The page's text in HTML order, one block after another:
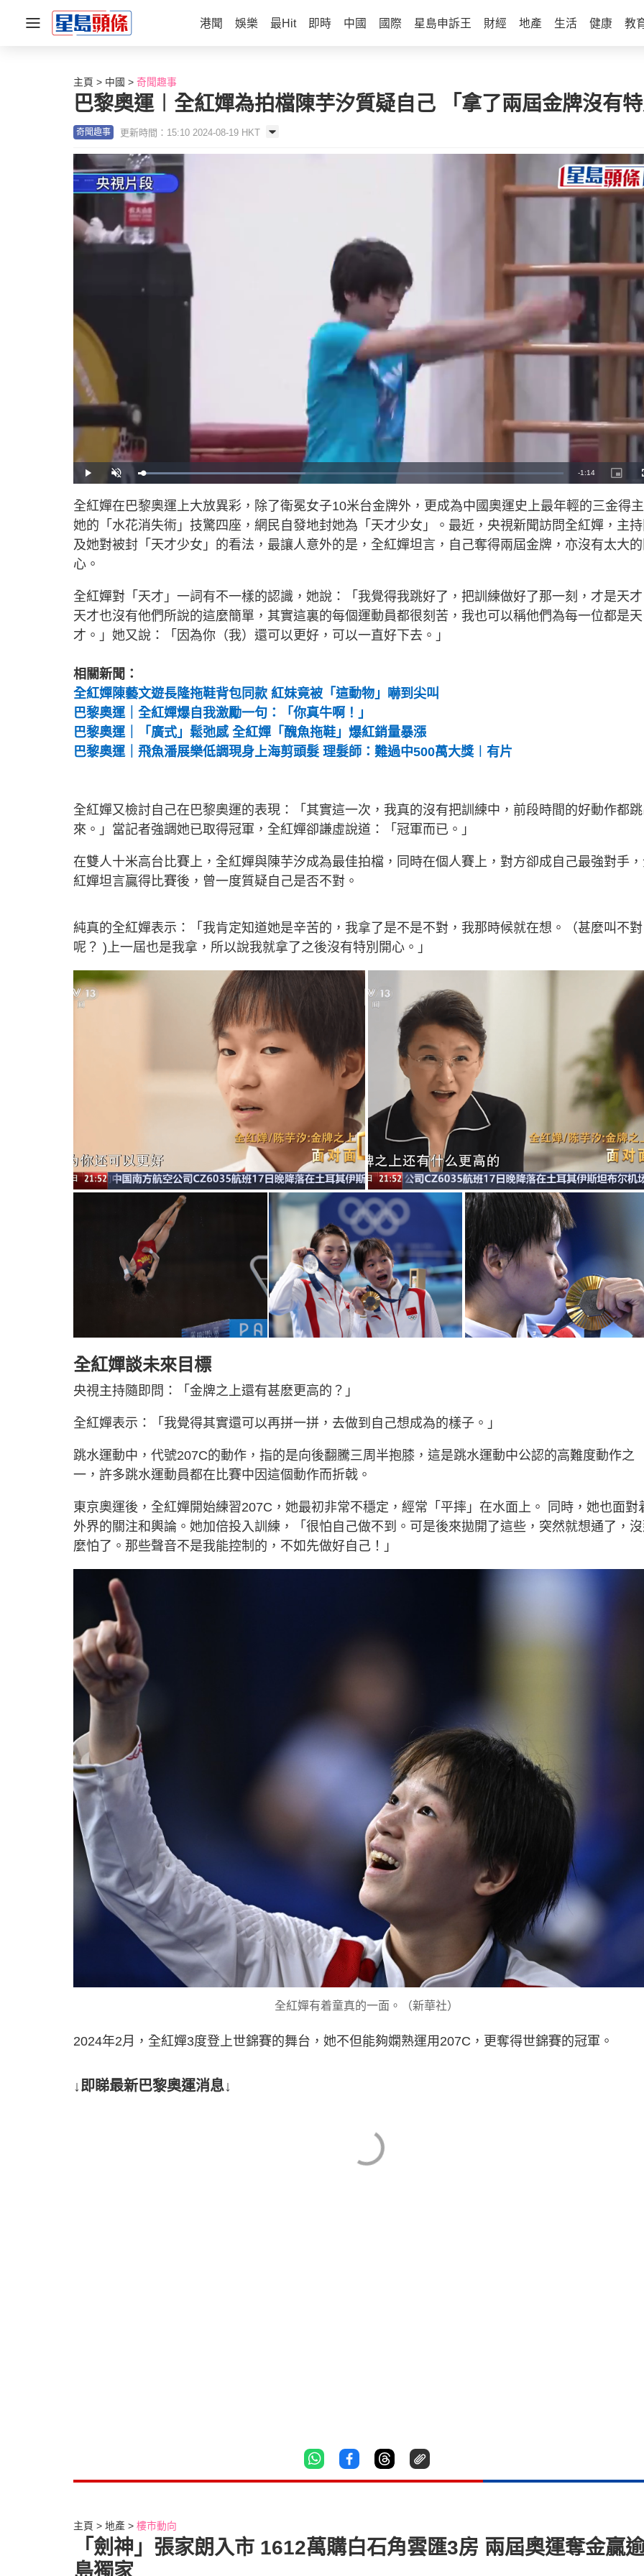
港聞 娛樂 最Hit 即時 中國 國際 星島申訴王 財經 地產 生活 健康 教
主頁 中國 奇聞趣事
巴黎奧運︱全紅嬋為拍檔陳芋汐質疑自己 「拿了兩屆金牌沒有
奇聞趣事 更新時間：15:10 2024-08-19 HKT
P
l
y
U
n
u
t
e
L
o
e
d
:
3
.
3
R
a
-1:14
P
i
u
r
-
n
-
r
e
全紅嬋在巴黎奧運上大放異彩，除了衛冕女子10米台金牌外，更成為中國奧運史上最年輕的三金得
她的「水花消失術」技驚四座，網民自發地封她為「天才少女」。最近，央視新聞訪問全紅嬋，主
及她對被封「天才少女」的看法，最讓人意外的是，全紅嬋坦言，自己奪得兩屆金牌，亦沒有太大
心。
全紅嬋對「天才」一詞有不一樣的認識，她說：「我覺得我跳好了，把訓練做好了那一刻，才是天
天才也沒有他們所說的這麼簡單，其實這裏的每個運動員都很刻苦，我也可以稱他們為每一位都是天
才。」她又說：「因為你（我）還可以更好，可以一直好下去。」
相關新聞：
全紅嬋陳藝文遊長隆拖鞋背包同款 紅妹竟被「這動物」嚇到尖叫
巴黎奧運｜全紅嬋爆自我激勵一句：「你真牛啊！」
巴黎奧運｜「廣式」鬆弛感 全紅嬋「醜魚拖鞋」爆紅銷量暴漲
巴黎奧運｜飛魚潘展樂低調現身上海剪頭髮 理髮師：難過中500萬大獎︱有片
全紅嬋又檢討自己在巴黎奧運的表現：「其實這一次，我真的沒有把訓練中，前段時間的好動作都
來。」當記者強調她已取得冠軍，全紅嬋卻謙虛說道：「冠軍而已。」
在雙人十米高台比賽上，全紅嬋與陳芋汐成為最佳拍檔，同時在個人賽上，對方卻成自己最強對手
紅嬋坦言贏得比賽後，曾一度質疑自己是否不對。
純真的全紅嬋表示：「我肯定知道她是辛苦的，我拿了是不是不對，我那時候就在想。（甚麼叫不對
呢？ )上一屆也是我拿，所以說我就拿了之後沒有特別開心。」
全紅嬋談未來目標
央視主持隨即問：「金牌之上還有甚麽更高的？」
全紅嬋表示：「我覺得其實還可以再拼一拼，去做到自己想成為的樣子。」
跳水運動中，代號207C的動作，指的是向後翻騰三周半抱膝，這是跳水運動中公認的高難度動作之
一，許多跳水運動員都在比賽中因這個動作而折戟。
東京奧運後，全紅嬋開始練習207C，她最初非常不穩定，經常「平摔」在水面上。 同時，她也面對
外界的關注和輿論。她加倍投入訓練，「很怕自己做不到。可是後來拋開了這些，突然就想通了，
麼怕了。那些聲音不是我能控制的，不如先做好自己！」
全紅嬋有着童真的一面。（新華社）
2024年2月，全紅嬋3度登上世錦賽的舞台，她不但能夠嫻熟運用207C，更奪得世錦賽的冠軍。
↓即睇最新巴黎奧運消息↓
主頁 地產 樓市動向
「劍神」張家朗入市 1612萬購白石角雲匯3房 兩屆奧運奪金贏
島獨家